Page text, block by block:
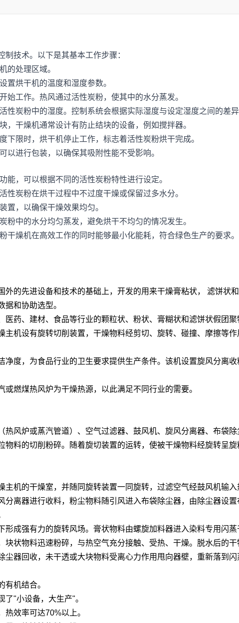
技术。以下是其基本工作步骤：
的处理区域。
置烘干机的温度和湿度参数。
工作。热风通过活性炭粉，使其中的水分蒸发。
性炭粉中的湿度。控制系统会根据实际湿度与设定湿度之间的差
，干燥机通常设计有防止结块的设备，例如搅拌器。
限时，烘干机停止工作，标志着活性炭粉烘干完成。
以进行包装，以确保其吸附性能不受影响。
，可以根据不同的活性炭粉特性进行设定。
炭粉在烘干过程中不过度干燥或保留过多水分。
置，以确保干燥效果均匀。
中的水分均匀蒸发，避免烘干不均匀的情况发生。
干燥机在高效工作的同时能够最小化能耗，符合绿色生产的要求。
的先进设备和技术的基础上，开发的用来干燥膏粘状， 滤饼状
和协助选型。
药、建材、食品等行业的颗粒状、粉状、膏糊状和滤饼状假团
机设有旋转切削装置，干燥物料经剪切、旋转、碰撞、摩擦等
度，为食品行业的卫生要求提供生产条件。该机设置旋风分离
燃煤热风炉为干燥热源，以此满足不同行业的需要。
风炉或蒸汽管道）、空气过滤器、鼓风机、旋风分离器、布袋
料的切削粉碎。随着旋切装置的运转，使被干燥物料经旋转呈
机的干燥室，并随同旋转装置一同旋转，过滤空气经鼓风机输入
离器进行收料，粉尘物料随引风进入布袋除尘器，由除尘器设
成强有力的旋转风场。膏状物料由螺旋加料器进入染料专用闪
状物料迅速粉碎，与热空气充分接触、受热、干燥。脱水后的干
器回收，未干透或大块物料受离心力作用甩向器壁，重新落到闪
机结合。
"小设备，大生产"。
效率可达70%以上。